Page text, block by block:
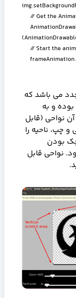
// Get the
// Start the
می باشد که
بوده و به
نواحی (قابل
چپ، ناحیه را
بودن
نواحی قابل